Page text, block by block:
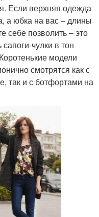
Если верхняя одежда
а юбка на вас – длины
себе позволить – это
чулки в тон
модели
смотрятся как с
так и с ботфортами на